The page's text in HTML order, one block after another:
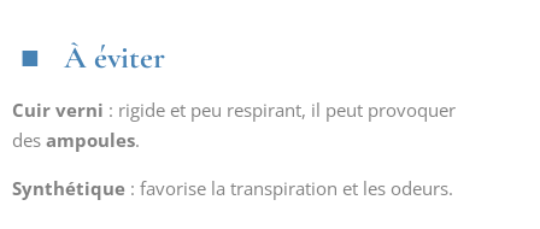
À éviter
Cuir verni : rigide et peu respirant, il peut provoquer
des ampoules.
Synthétique : favorise la transpiration et les odeurs.